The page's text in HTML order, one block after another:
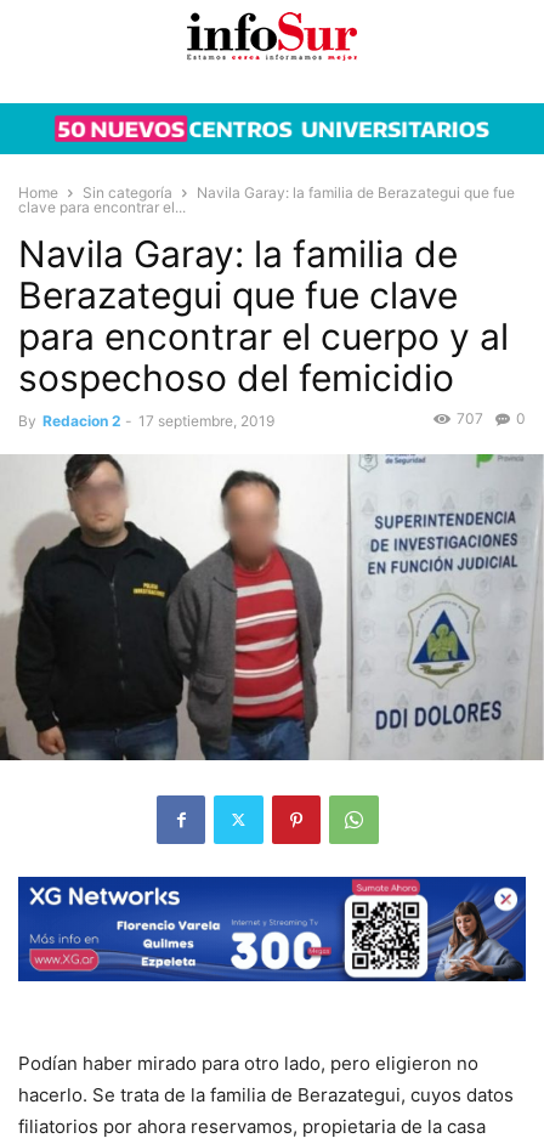
Home Sin categoría
Navila Garay: la familia de Berazategui que fue
clave para encontrar el...
Navila Garay: la familia de
Berazategui que fue clave
para encontrar el cuerpo y al
sospechoso del femicidio
By Redacion 2 - 17 septiembre, 2019 0
707
Podían haber mirado para otro lado, pero eligieron no
hacerlo. Se trata de la familia de Berazategui, cuyos datos
filiatorios por ahora reservamos, propietaria de la casa